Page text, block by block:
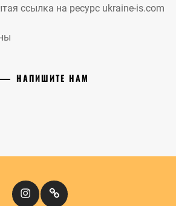
ссылка на ресурс ukraine-is.com
НАПИШИТЕ НАМ
InstagramКіномандри